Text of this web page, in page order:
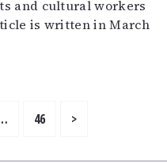
and cultural workers
is written in March
46 >